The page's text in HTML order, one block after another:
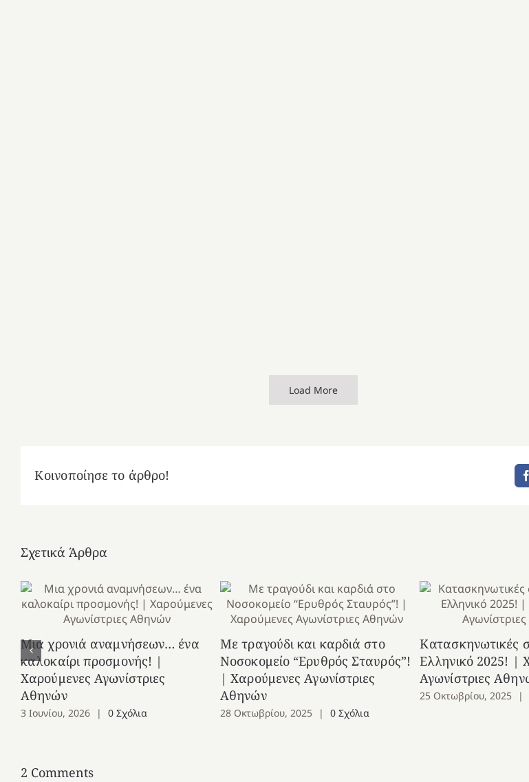
Load More
Κοινοποίησε το άρθρο!
Σχετικά Άρθρα
Μια χρονιά αναμνήσεων… ένα
καλοκαίρι προσμονής! |
Χαρούμενες Αγωνίστριες
Αθηνών
3 Ιουνίου, 2026 | 0 Σχόλια
Με τραγούδι και καρδιά στο
Νοσοκομείο “Ερυθρός Σταυρός”!
| Χαρούμενες Αγωνίστριες
Αθηνών
28 Οκτωβρίου, 2025 | 0 Σχόλια
Κατασκηνωτικές
Ελληνικό 2025! |
Αγωνίστριες
25 Οκτωβρίου, 2025 |
2 Comments